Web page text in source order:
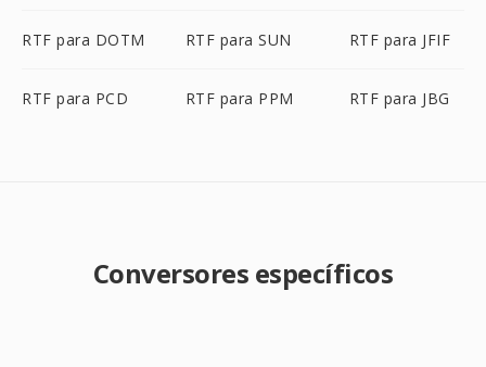
RTF para DOTM RTF para SUN RTF para JFIF
RTF para PCD RTF para PPM RTF para JBG
Conversores específicos